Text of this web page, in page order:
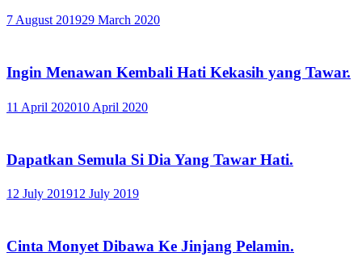
7 August 201929 March 2020
Ingin Menawan Kembali Hati Kekasih yang Tawar.
11 April 202010 April 2020
Dapatkan Semula Si Dia Yang Tawar Hati.
12 July 201912 July 2019
Cinta Monyet Dibawa Ke Jinjang Pelamin.